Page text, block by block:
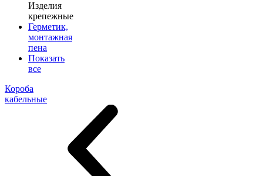
Изделия
крепежные
Герметик,
монтажная
пена
Показать
все
Короба
кабельные